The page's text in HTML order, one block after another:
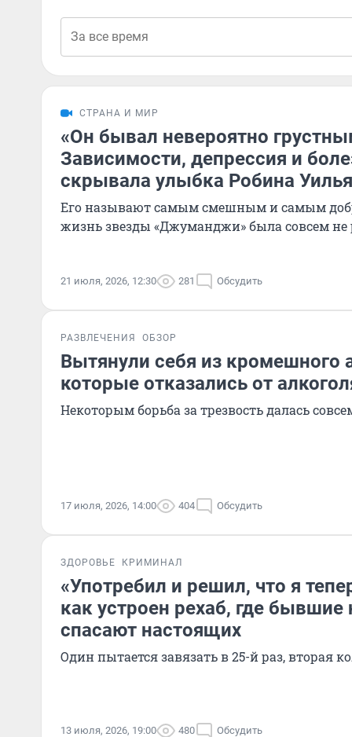
СТРАНА И МИР
«Он бывал невероятно
Зависимости, депрессия и
скрывала улыбка Робина
Его называют самым смешным и самым
жизнь звезды «Джуманджи» была совсем
21 июля, 2026, 12:30 281 Обсудить
РАЗВЛЕЧЕНИЯ ОБЗОР
Вытянули себя из кромешного
которые отказались от
Некоторым борьба за трезвость далась
17 июля, 2026, 14:00 404 Обсудить
ЗДОРОВЬЕ КРИМИНАЛ
«Употребил и решил, что я
как устроен рехаб, где
спасают настоящих
Один пытается завязать в 25-й раз, вторая
13 июля, 2026, 19:00 480 Обсудить